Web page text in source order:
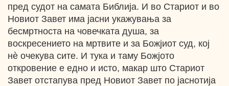
пред судот на самата Библија. И во Стариот и во
Новиот Завет има јасни укажувања за
бесмртноста на човечката душа, за
воскресението на мртвите и за Божјиот суд, кој
нѐ очекува сите. И тука и таму Божјото
откровение е едно и исто, макар што Стариот
Завет отстапува пред Новиот Завет по јаснотија